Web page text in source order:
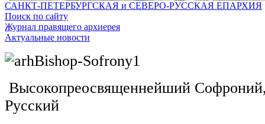
САНКТ-ПЕТЕРБУРГСКАЯ и СЕВЕРО-РУССКАЯ ЕПАРХИЯ
Поиск по сайту
Журнал правящего архиерея
Актуальные новости
Высокопреосвященнейший
Русский